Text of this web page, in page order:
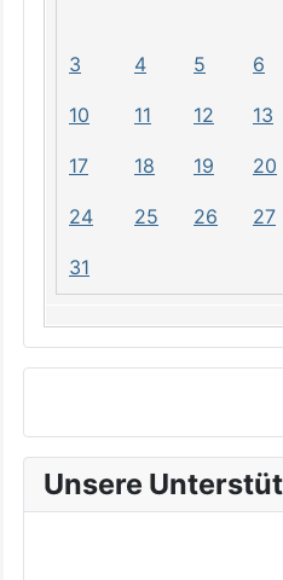
3 4 5 6
10 11 12 13
17 18 19 20
24 25 26 27
31
Unsere